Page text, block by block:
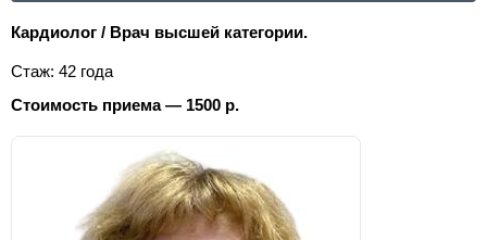
Кардиолог / Врач высшей категории.
Стаж: 42 года
Стоимость приема — 1500 р.